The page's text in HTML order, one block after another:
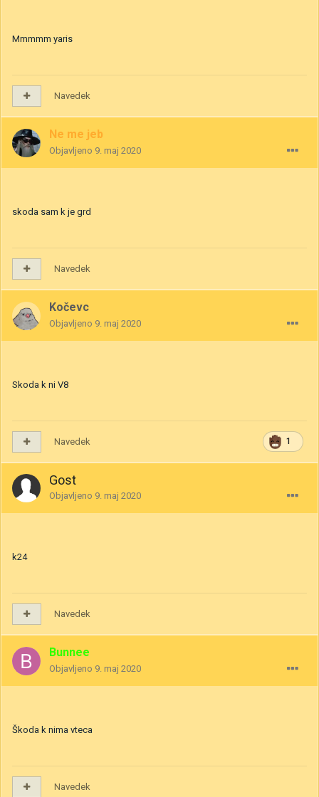
Mmmmm yaris
Navedek
Ne me jeb
Objavljeno 9. maj 2020
skoda sam k je grd
Navedek
Kočevc
Objavljeno 9. maj 2020
Skoda k ni V8
1
Navedek
Gost
Objavljeno 9. maj 2020
k24
Navedek
Bunnee
Objavljeno 9. maj 2020
Škoda k nima vteca
Navedek